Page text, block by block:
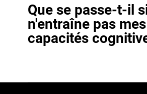
Que se passe-t-il
n'entraîne pas mes
capacités